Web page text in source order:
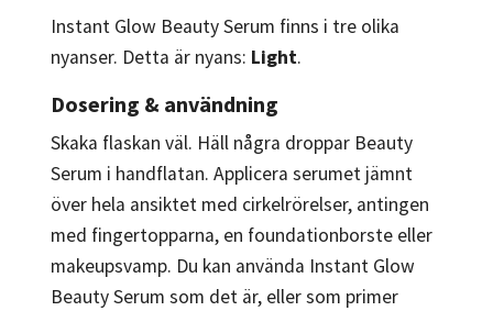
Instant Glow Beauty Serum finns i tre olika
nyanser. Detta är nyans: Light.
Dosering & användning
Skaka flaskan väl. Häll några droppar Beauty
Serum i handflatan. Applicera serumet jämnt
över hela ansiktet med cirkelrörelser, antingen
med fingertopparna, en foundationborste eller
makeupsvamp. Du kan använda Instant Glow
Beauty Serum som det är, eller som primer